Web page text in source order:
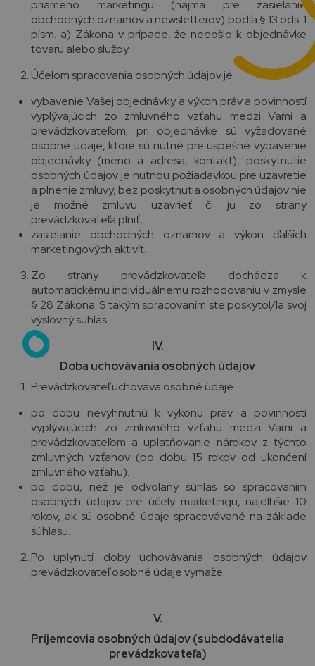
priameho marketingu (najmä pre zasielanie
obchodných oznamov a newsletterov) podľa § 13 ods. 1
písm. a) Zákona v prípade, že nedošlo k objednávke
tovaru alebo služby.
Účelom spracovania osobných údajov je
vybavenie Vašej objednávky a výkon práv a povinností
vyplývajúcich zo zmluvného vzťahu medzi Vami a
prevádzkovateľom; pri objednávke sú vyžadované
osobné údaje, ktoré sú nutné pre úspešné vybavenie
objednávky (meno a adresa, kontakt), poskytnutie
osobných údajov je nutnou požiadavkou pre uzavretie
a plnenie zmluvy, bez poskytnutia osobných údajov nie
je možné zmluvu uzavrieť či ju zo strany
prevádzkovateľa plniť,
zasielanie obchodných oznamov a výkon ďalších
marketingových aktivít.
Zo strany prevádzkovateľa dochádza k
automatickému individuálnemu rozhodovaniu v zmysle
§ 28 Zákona. S takým spracovaním ste poskytol/la svoj
výslovný súhlas.
IV.
Doba uchovávania osobných údajov
Prevádzkovateľ uchováva osobné údaje
po dobu nevyhnutnú k výkonu práv a povinností
vyplývajúcich zo zmluvného vzťahu medzi Vami a
prevádzkovateľom a uplatňovanie nárokov z týchto
zmluvných vzťahov (po dobu 15 rokov od ukončení
zmluvného vzťahu).
po dobu, než je odvolaný súhlas so spracovaním
osobných údajov pre účely marketingu, najdlhšie 10
rokov, ak sú osobné údaje spracovávané na základe
súhlasu.
Po uplynutí doby uchovávania osobných údajov
prevádzkovateľ osobné údaje vymaže.
V.
Príjemcovia osobných údajov (subdodávatelia
prevádzkovateľa)